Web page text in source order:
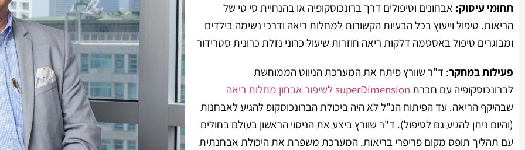
תחומי עיסוק: אבחונים וטיפולים דרך ברונכוסקופיה או בהנחיית סי טי של
הריאות. טיפול וייעוץ בכל הבעיות הקשורות למחלות ריאה ודרכי נשימה בילדים
ומבוגרים טיפול באסטמה דלקות ריאה חוזרות שיעול כרוני נזלת כרונית סטרידור
פעילות במחקר: ד"ר שוורץ פיתח את המערכת הניווט הממוחשת
לברונכוסקופיה עם חברת superDimension לשיפור אבחון מחלות ריאה
שבהיקף הריאה. עד הפיתוח הנ"ל לא היה ביכולת הברונכוסקופ להגיע לאבחנות
(והיום ניתן להגיע גם לטיפול). ד"ר שוורץ ביצע את הניסוי הראשון בעולם בחולים
עם תהליך תופס מקום פריפרי בריאות. המערכת משפרת את היכולת אבחנתית